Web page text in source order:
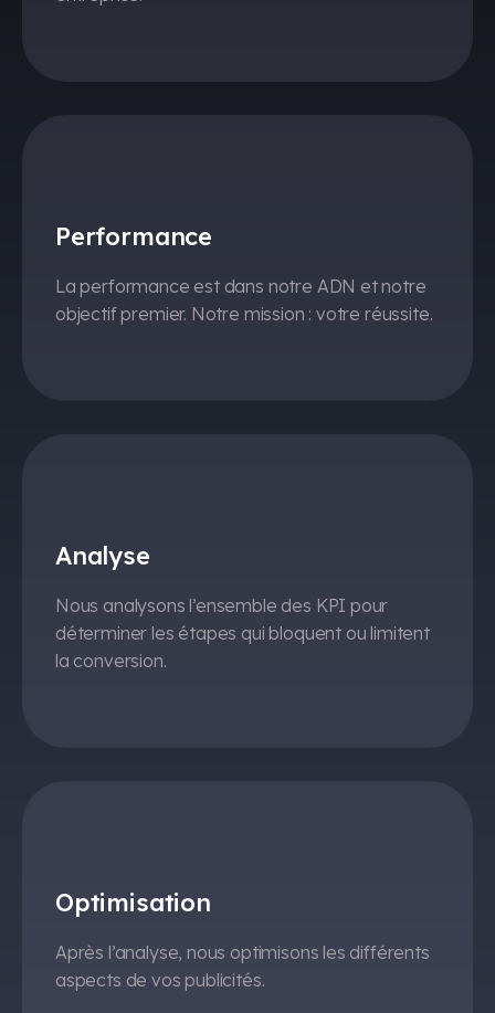
Performance
La performance est dans notre ADN et notre
objectif premier. Notre mission : votre réussite.
Analyse
Nous analysons l’ensemble des KPI pour
déterminer les étapes qui bloquent ou limitent
la conversion.
Optimisation
Après l’analyse, nous optimisons les différents
aspects de vos publicités.